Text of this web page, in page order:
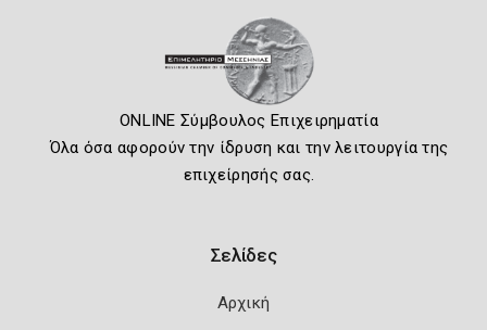
ONLINE Σύμβουλος Επιχειρηματία
Όλα όσα αφορούν την ίδρυση και την λειτουργία της
επιχείρησής σας.
Σελίδες
Αρχική